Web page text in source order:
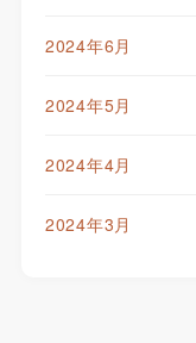
2024年6月
2024年5月
2024年4月
2024年3月